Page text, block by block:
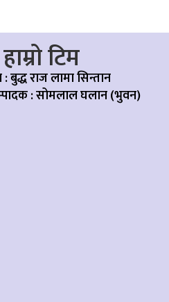
हाम्रो टिम
बुद्ध राज लामा सिन्तान
:सोमलाल घलान (भुवन)